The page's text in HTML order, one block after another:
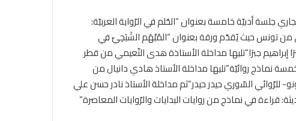
من الملتقى تنتظم صباح يوم 13 ديسمبر الجاري جلسة أدبيّة خامسة بعنوان “الحُلم في الرّواية العربيّة:
من تونس حيث يُقدّم ورقة بعنوان “المُبْهَم الشَبَحِيّ في
جبرَا”تليها مداخلة الأستاذة هدى النّعيمي من قطر
نماذج روائيّة”تليها مداخلة الأستاذ هادي دانيال من
للرّوائي السّوري حيدر حيدر”ثم مداخلة الأستاذ نادر حسن علي
قراءة في نماذج من روايات البدايات والرّوايات المعاصرة”